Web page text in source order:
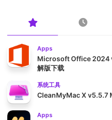
Apps
Microsoft Office 2024
解版下载
系统工具
CleanMyMac X v5.5.7
Apps